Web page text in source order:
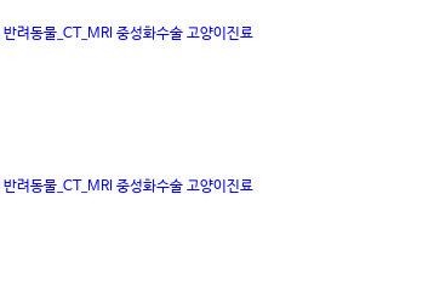
반려동물_CT_MRI 중성화수술 고양이진료
반려동물_CT_MRI 중성화수술 고양이진료